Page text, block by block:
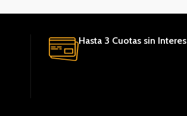
Hasta 3 Cuotas sin Interes